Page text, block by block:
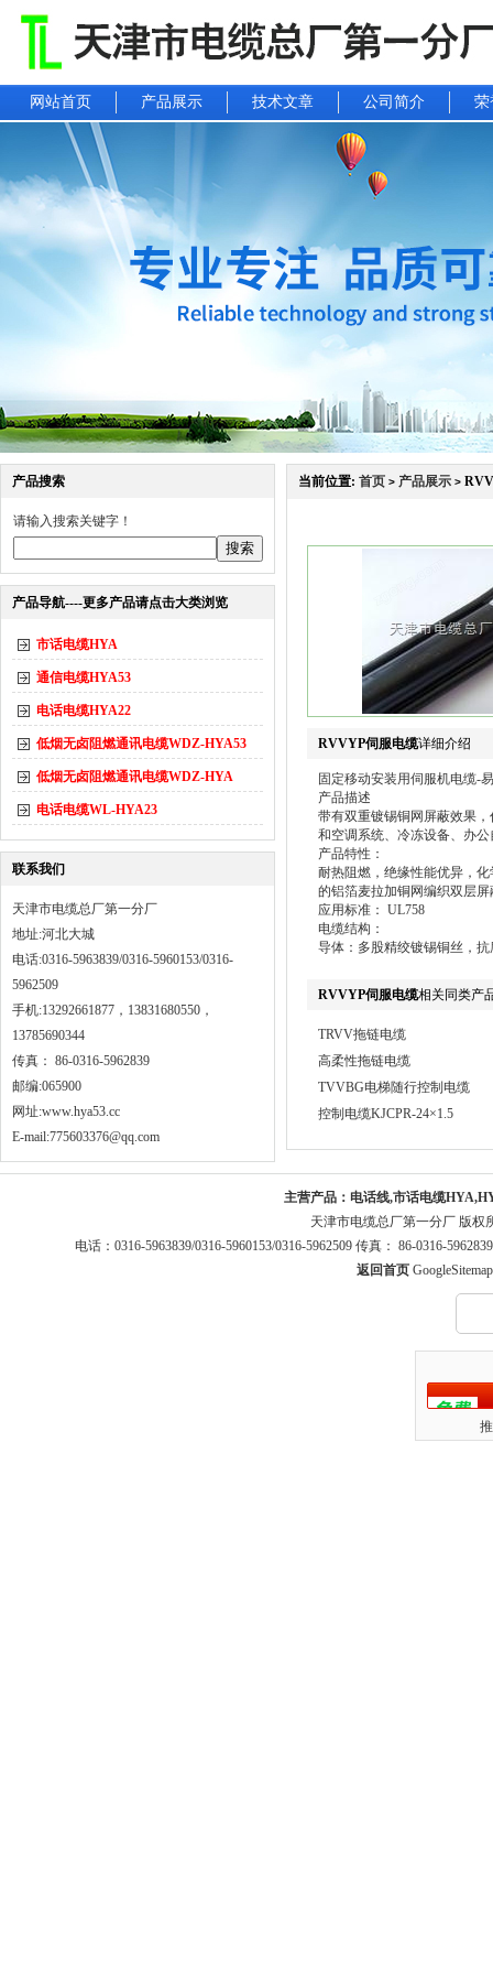
网站首页 产品展示 技术文章 公司简介 荣
产品搜索
请输入搜索关键字！
产品导航----更多产品请点击大类浏览
市话电缆HYA
通信电缆HYA53
电话电缆HYA22
低烟无卤阻燃通讯电缆WDZ-HYA53
低烟无卤阻燃通讯电缆WDZ-HYA
电话电缆WL-HYA23
联系我们
天津市电缆总厂第一分厂
地址:河北大城
电话:0316-5963839/0316-5960153/0316-
5962509
手机:13292661877，13831680550，
13785690344
传真： 86-0316-5962839
邮编:065900
网址:www.hya53.cc
E-mail:775603376@qq.com
当前位置: 首页 > 产品展示 >
RVVYP伺服电缆详细介绍
固定移动安装用伺服机电缆-
产品描述
带有双重镀锡铜网屏蔽效果
和空调系统、冷冻设备、办
产品特性：
耐热阻燃，绝缘性能优异，
的铝箔麦拉加铜网编织双层
应用标准： UL758
电缆结构：
导体：多股精绞镀锡铜丝，抗
RVVYP伺服电缆相关同类产
TRVV拖链电缆
高柔性拖链电缆
TVVBG电梯随行控制电缆
控制电缆KJCPR-24×1.5
主营产品： 电话线,市话电缆
天津市电缆总厂第一分厂 版权
电话：0316-5963839/0316-5960153/0316-5962509 传真： 86-0316-
返回首页 GoogleSitemap